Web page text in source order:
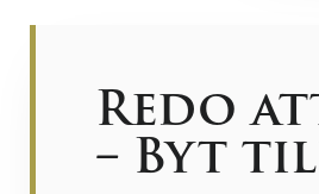
Redo
– Byt